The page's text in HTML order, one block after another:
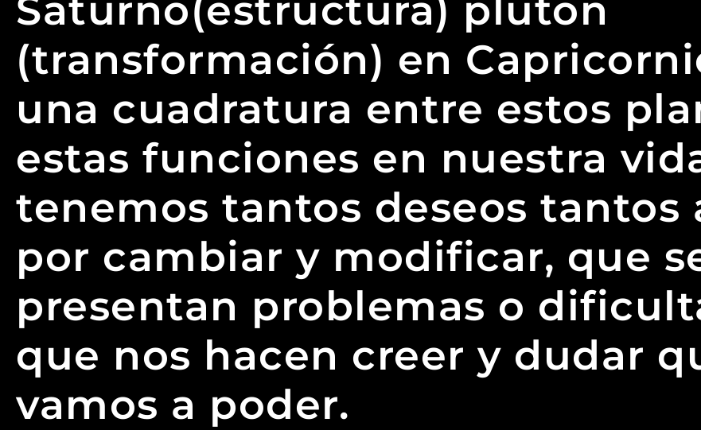
Saturno(estructura) pluton
(transformación) en
una cuadratura entre estos
estas funciones en nuestra
tenemos tantos deseos tantos
por cambiar y modificar, que
presentan problemas o
que nos hacen creer y dudar
vamos a poder.